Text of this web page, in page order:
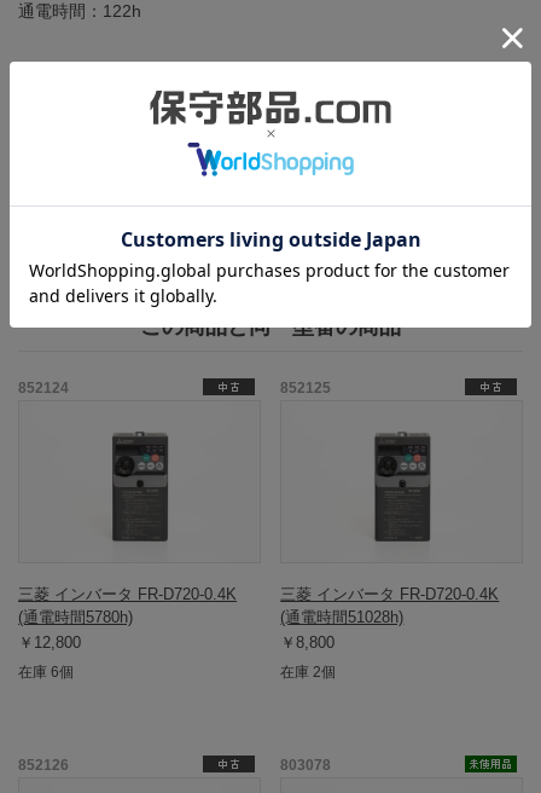
通電時間：122h
いません。動作への影響は一切ございませんが、社内管理でシリ
アル番号を控える場合にご注意ください。
この商品と同一型番の商品
852124
三菱 インバータ FR-D720-0.4K
(通電時間5780h)
￥12,800
在庫 6個
852125
三菱 インバータ FR-D720-0.4K
(通電時間51028h)
￥8,800
在庫 2個
852126 803078